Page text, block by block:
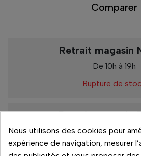
Comparer
Retrait magasin
De 10h à 19h
Rupture de
Retrait magasin
De 10h à 19h
Rupture de
Nous utilisons des cookies pour
expérience de navigation, mesurer